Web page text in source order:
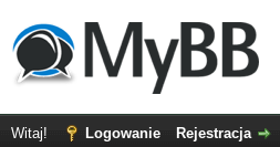
Witaj! Logowanie Rejestracja